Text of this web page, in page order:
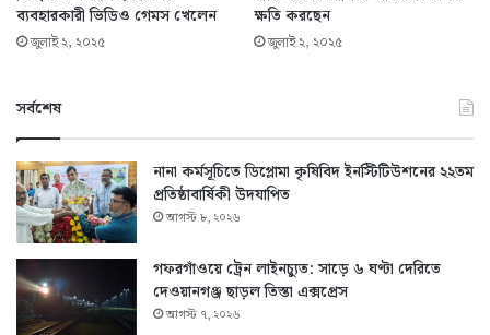
ব্যবহারকারী ভিডিও গেমস খেলেন
জুলাই ২, ২০২৫
ক্ষতি করছেন
জুলাই ২, ২০২৫
সর্বশেষ
নানা কর্মসূচিতে ডিপ্লোমা কৃষিবিদ ইনস্টিটিউশনের ২২তম
প্রতিষ্ঠাবার্ষিকী উদযাপিত
আগস্ট ৮, ২০২৬
গফরগাঁওয়ে ট্রেন লাইনচ্যুত: সাড়ে ৬ ঘণ্টা দেরিতে
দেওয়ানগঞ্জ ছাড়ল তিস্তা এক্সপ্রেস
আগস্ট ৭, ২০২৬